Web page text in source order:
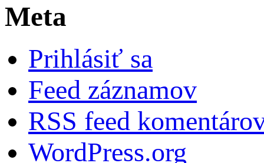
Meta
Prihlásiť sa
Feed záznamov
RSS feed
WordPress.org